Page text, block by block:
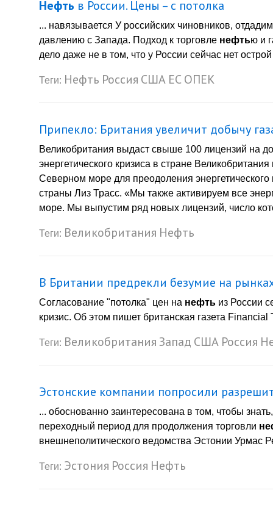
Нефть в России. Цены – с потолка
... навязывается У российских чиновников,
давлению с Запада. Подход к торговле нефтью и
дело даже не в том, что у России сейчас нет
Теги: Нефть Россия США ЕС ОПЕК
Припекло: Британия увеличит добычу
Великобритания выдаст свыше 100 лицензий на
энергетического кризиса в стране
Северном море для преодоления
страны Лиз Трасс. «Мы также активируем все
море. Мы выпустим ряд новых лицензий, число
Теги: Великобритания Нефть
В Британии предрекли безумие на
Согласование "потолка" цен на нефть из России
кризис. Об этом пишет британская газета
Теги: Великобритания Запад США Россия
Эстонские компании попросили
... обоснованно заинтересована в том, чтобы
переходный период для продолжения торговли
внешнеполитического ведомства Эстонии Урмас
Теги: Эстония Россия Нефть